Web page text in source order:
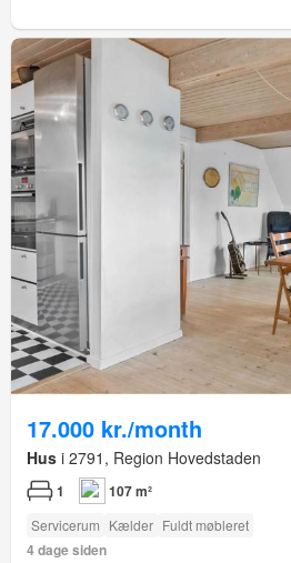
17.000 kr./month
Hus i 2791, Region Hovedstaden
1 107 m²
Servicerum Kælder Fuldt møbleret
4 dage siden